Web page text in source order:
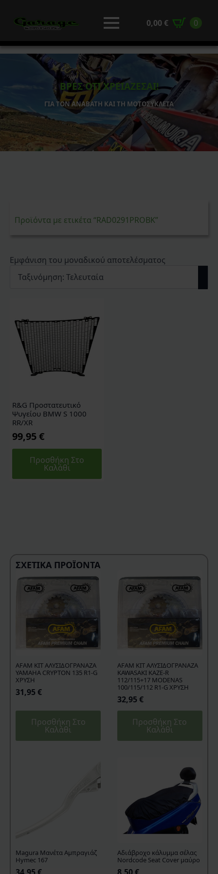
0,00 € 0
ΒΡΕΣ ΟΤΙ ΧΡΕΙΑΖΕΣΑΙ!
ΓΙΑ ΤΟΝ ΑΝΑΒΑΤΗ ΚΑΙ ΤΗ ΜΟΤΟΣΥΚΛΕΤΑ
Προϊόντα με ετικέτα “RAD0291PROBK”
Εμφάνιση του μοναδικού αποτελέσματος
R&G Προστατευτικό
Ψυγείου BMW S 1000
RR/XR
99,95 €
Προσθήκη Στο
Καλάθι
ΣΧΕΤΙΚΆ ΠΡΟΪΌΝΤΑ
AFAM KIT ΑΛΥΣΙΔΟΓΡΑΝΑΖΑ
YAMAHA CRYPTON 135 R1-G
ΧΡΥΣΗ
31,95 €
Προσθήκη Στο
Καλάθι
AFAM KIT ΑΛΥΣΙΔΟΓΡΑΝΑΖΑ
KAWASAKI KAZE-R
112/115+17 MODENAS
100/115/112 R1-G ΧΡΥΣΗ
32,95 €
Προσθήκη Στο
Καλάθι
Magura Μανέτα Αμπραγιάζ
Hymec 167
Aδιάβροχο κάλυμμα σέλας
Nordcode Seat Cover μαύρο